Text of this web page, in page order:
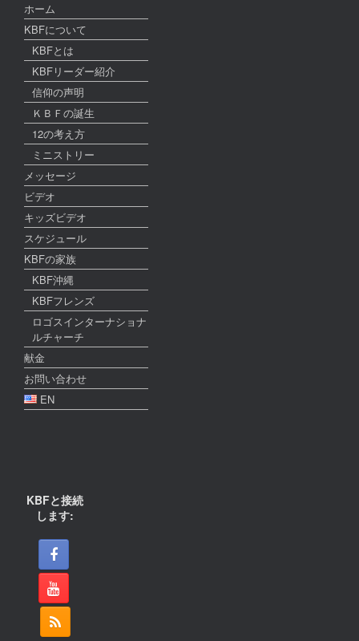
ホーム
KBFについて
KBFとは
KBFリーダー紹介
信仰の声明
ＫＢＦの誕生
12の考え方
ミニストリー
メッセージ
ビデオ
キッズビデオ
スケジュール
KBFの家族
KBF沖縄
KBFフレンズ
ロゴスインターナショナ
ルチャーチ
献金
お問い合わせ
EN
KBFと接続
します: